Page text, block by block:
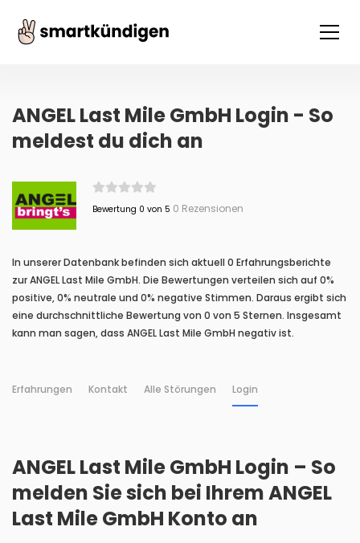
ANGEL Last Mile GmbH Login - So
meldest du dich an
Bewertung 0 von 5 0 Rezensionen
In unserer Datenbank befinden sich aktuell 0 Erfahrungsberichte
zur ANGEL Last Mile GmbH. Die Bewertungen verteilen sich auf 0%
positive, 0% neutrale und 0% negative Stimmen. Daraus ergibt sich
eine durchschnittliche Bewertung von 0 von 5 Sternen. Insgesamt
kann man sagen, dass ANGEL Last Mile GmbH negativ ist.
Erfahrungen Kontakt Alle Störungen Login
ANGEL Last Mile GmbH Login – So
melden Sie sich bei Ihrem ANGEL
Last Mile GmbH Konto an